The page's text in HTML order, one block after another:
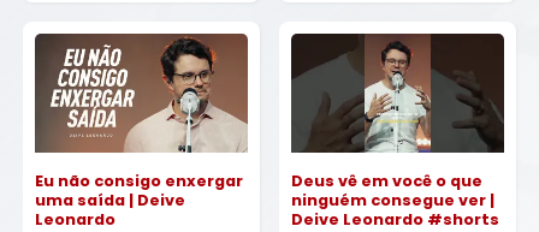
Eu não consigo enxergar
uma saída | Deive
Leonardo
Deus vê em você o que
ninguém consegue ver |
Deive Leonardo #shorts